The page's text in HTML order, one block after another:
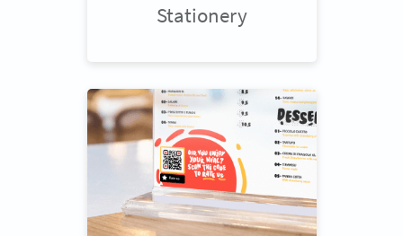
Stationery